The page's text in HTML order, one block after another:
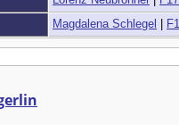
Magdalena Schlegel |